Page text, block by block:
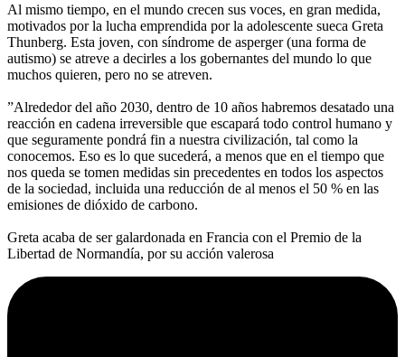
Al mismo tiempo, en el mundo crecen sus voces, en gran medida,
motivados por la lucha emprendida por la adolescente sueca Greta
Thunberg. Esta joven, con síndrome de asperger (una forma de
autismo) se atreve a decirles a los gobernantes del mundo lo que
muchos quieren, pero no se atreven.
”Alrededor del año 2030, dentro de 10 años habremos desatado una
reacción en cadena irreversible que escapará todo control humano y
que seguramente pondrá fin a nuestra civilización, tal como la
conocemos. Eso es lo que sucederá, a menos que en el tiempo que
nos queda se tomen medidas sin precedentes en todos los aspectos
de la sociedad, incluida una reducción de al menos el 50 % en las
emisiones de dióxido de carbono.
Greta acaba de ser galardonada en Francia con el Premio de la
Libertad de Normandía, por su acción valerosa